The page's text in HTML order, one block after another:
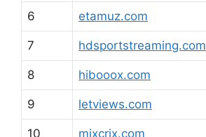
6 etamuz.com
7 hdsportstreaming.com
8 hibooox.com
9 letviews.com
10 mixcrix.com